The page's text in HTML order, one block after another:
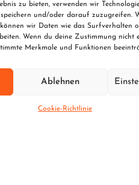
zu bieten, verwenden wir
und/oder darauf zuzugreifen.
wir Daten wie das Surfverhalten
Wenn du deine Zustimmung nicht
Merkmale und Funktionen
Ablehnen
Cookie-Richtlinie
Datenschutz